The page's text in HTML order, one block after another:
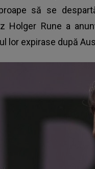
să se
Holger Rune a
lor expirase după